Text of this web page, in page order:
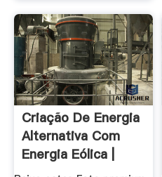
Criação De Energia
Alternativa Com
Energia Eólica |
Foto ...